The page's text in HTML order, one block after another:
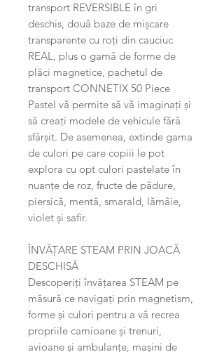
transport REVERSIBLE în gri
deschis, două baze de mișcare
transparente cu roți din cauciuc
REAL, plus o gamă de forme de
plăci magnetice, pachetul de
transport CONNETIX 50 Piece
Pastel vă permite să vă imaginați și
să creați modele de vehicule fără
sfârșit. De asemenea, extinde gama
de culori pe care copiii le pot
explora cu opt culori pastelate în
nuanțe de roz, fructe de pădure,
piersică, mentă, smarald, lămâie,
violet și safir.
ÎNVĂȚARE STEAM PRIN JOACĂ
DESCHISĂ
Descoperiți învățarea STEAM pe
măsură ce navigați prin magnetism,
forme și culori pentru a vă recrea
propriile camioane și trenuri,
avioane și ambulanțe, mașini de